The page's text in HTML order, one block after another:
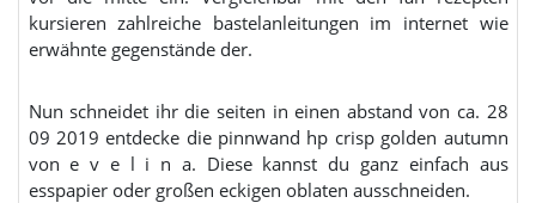
kursieren zahlreiche bastelanleitungen im internet wie
erwähnte gegenstände der.
Nun schneidet ihr die seiten in einen abstand von ca. 28
09 2019 entdecke die pinnwand hp crisp golden autumn
von e v e l i n a. Diese kannst du ganz einfach aus
esspapier oder großen eckigen oblaten ausschneiden.